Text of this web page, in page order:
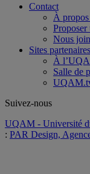
Contact
À
Proposer
Nous
Sites partenaires
À
Salle de
Suivez-nous
UQAM - Université
: PAR Design,